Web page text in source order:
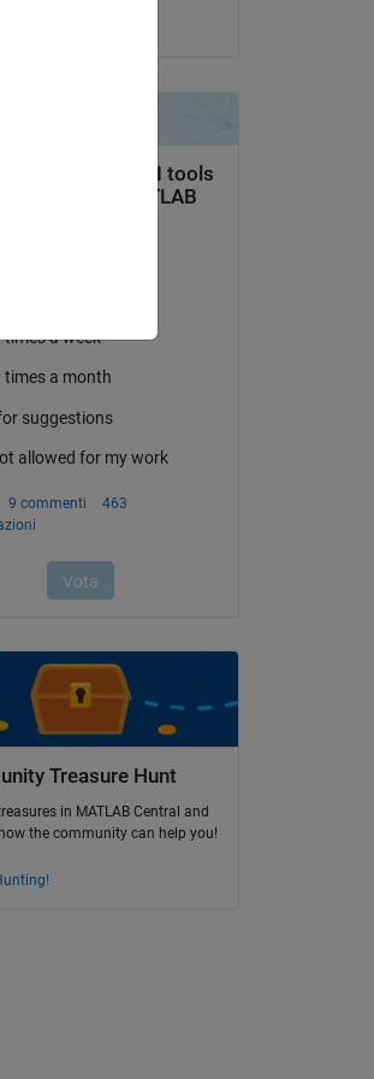
Treasure Hunt
in MATLAB Central and
the community can help you!